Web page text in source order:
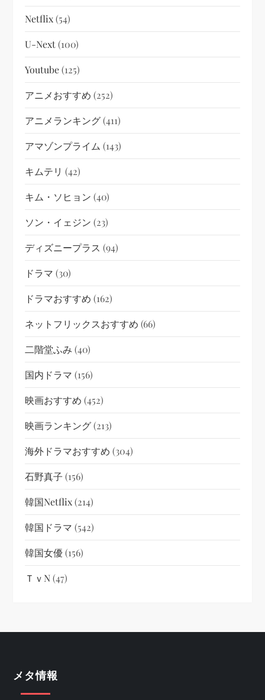
Netflix(54)
U-Next(100)
Youtube(125)
アニメおすすめ (252)
アニメランキング(411)
アマゾンプライム (143)
キムテリ (42)
キム・ソヒョン (40)
ソン・イェジン (23)
ディズニープラス (94)
ドラマ (30)
ドラマおすすめ (162)
ネットフリックスおすすめ (66)
二階堂ふみ (40)
国内ドラマ (156)
映画おすすめ (452)
映画ランキング(213)
海外ドラマおすすめ (304)
石野真子 (156)
韓国netflix(214)
韓国ドラマ (542)
韓国女優(156)
ＴｖN(47)
メタ情報